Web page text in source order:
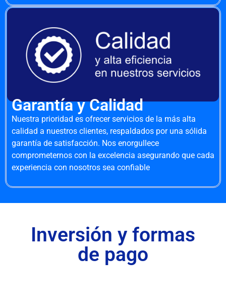
Garantía y Calidad
Nuestra prioridad es ofrecer servicios de la más alta
calidad a nuestros clientes, respaldados por una sólida
garantía de satisfacción. Nos enorgullece
comprometernos con la excelencia asegurando que cada
experiencia con nosotros sea confiable
Inversión y formas
de pago